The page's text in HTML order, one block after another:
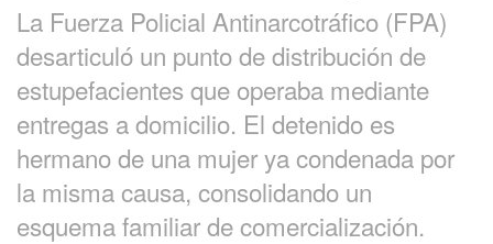
La Fuerza Policial Antinarcotráfico (FPA)
desarticuló un punto de distribución de
estupefacientes que operaba mediante
entregas a domicilio. El detenido es
hermano de una mujer ya condenada por
la misma causa, consolidando un
esquema familiar de comercialización.